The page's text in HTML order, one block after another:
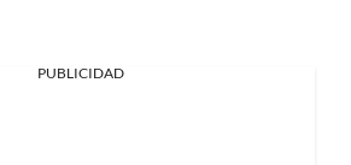
PUBLICIDAD